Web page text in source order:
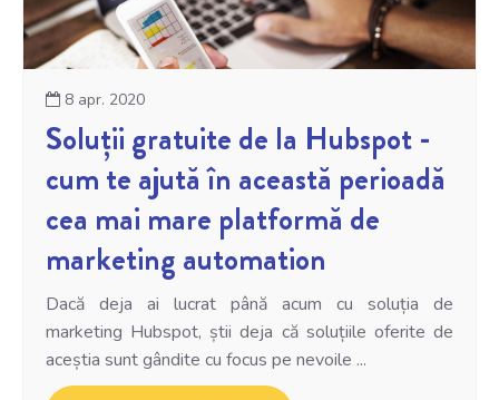
8 apr. 2020
Soluții gratuite de la Hubspot -
cum te ajută în această perioadă
cea mai mare platformă de
marketing automation
Dacă deja ai lucrat până acum cu soluția de
marketing Hubspot, știi deja că soluțiile oferite de
aceștia sunt gândite cu focus pe nevoile ...